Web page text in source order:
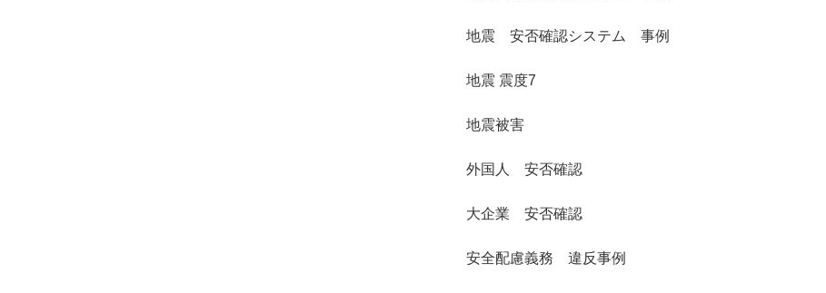
地震 安否確認システム 事例
地震 震度7
地震被害
外国人 安否確認
大企業 安否確認
安全配慮義務 違反事例